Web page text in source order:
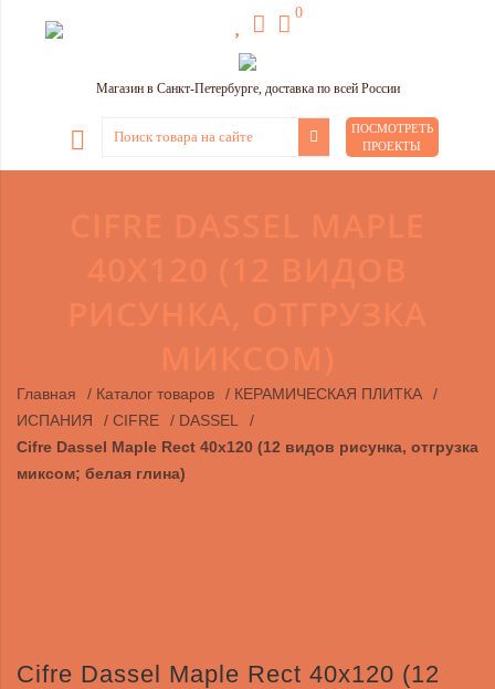
0
Магазин в Санкт-Петербурге, доставка по всей России
ПОСМОТРЕТЬ
ПРОЕКТЫ
Главная / Каталог товаров / КЕРАМИЧЕСКАЯ ПЛИТКА
/
ИСПАНИЯ
/ CIFRE / DASSEL
/
Cifre Dassel Maple Rect 40x120 (12 видов рисунка, отгрузка
миксом; белая глина)
Cifre Dassel Maple Rect 40x120 (12